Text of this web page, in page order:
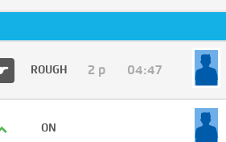
ROUGH 2 p 04:47
ON